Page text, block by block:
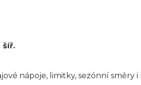
šíř.
nápoje, limitky, sezónní